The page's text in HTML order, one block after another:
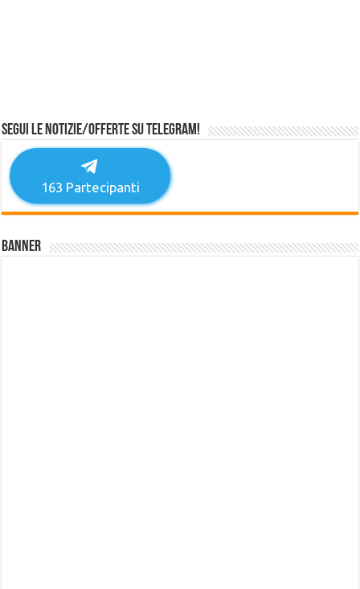
Segui le notizie/offerte su Telegram!
163 Partecipanti
Banner